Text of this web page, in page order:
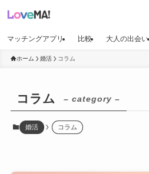
マッチングアプリ 比較 大人の出会い
ホーム 婚活 コラム
コラム – category –
婚活 コラム